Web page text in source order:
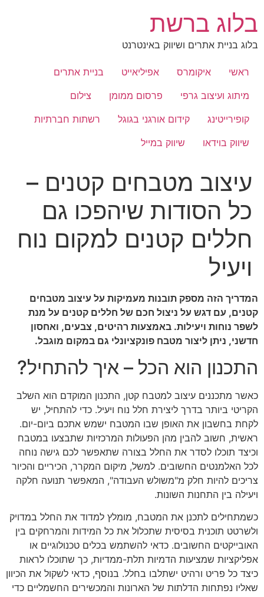
לתוכן
בלוג ברשת
בלוג בניית אתרים ושיווק באינטרנט
ראשי איקומרס אפיליאייט
בניית אתרים
מיתוג ועיצוב גרפי
פרסום ממומן
צילום
קופירייטינג
קידום אורגני בגוגל
רשתות חברתיות
שיווק בוידאו
שיווק במייל
עיצוב מטבחים קטנים –
כל הסודות שיהפכו גם
חללים קטנים למקום נוח
ויעיל
המדריך הזה מספק תובנות מעמיקות על עיצוב מטבחים
קטנים, עם דגש על ניצול חכם של חללים קטנים על מנת
לשפר נוחות ויעילות. באמצעות רהיטים, צבעים, ואחסון
חדשני, ניתן ליצור מטבח פונקציונלי גם במקום מוגבל.
התכנון הוא הכל – איך להתחיל?
כאשר מתכננים עיצוב למטבח קטן, התכנון המוקדם הוא השלב
הקריטי ביותר בדרך ליצירת חלל נוח ויעיל. כדי להתחיל, יש
לקחת בחשבון את האופן שבו המטבח ישמש אתכם ביום-יום.
ראשית, חשוב להבין מהן הפעולות המרכזיות שתבצעו במטבח
וכיצד תוכלו לסדר את החלל בצורה שתאפשר לכם גישה נוחה
לכל האלמנטים החשובים. למשל, מיקום המקרר, הכיריים והכיור
צריכים להיות חלק מ"משולש העבודה", המאפשר תנועה חלקה
ויעילה בין התחנות השונות.
כשמתחילים לתכנן את המטבח, מומלץ למדוד את החלל במדויק
ולשרטט תוכנית בסיסית שתכלול את כל המידות והמרחקים בין
האובייקטים החשובים. כדאי להשתמש בכלים טכנולוגיים או
אפליקציות שמציעות הדמיות תלת-ממדיות, כך שתוכלו לראות
כיצד כל פריט ורהיט ישתלבו בחלל. בנוסף, כדאי לשקול את הכיוון
שאליו נפתחות הדלתות של הארונות והמכשירים החשמליים כדי